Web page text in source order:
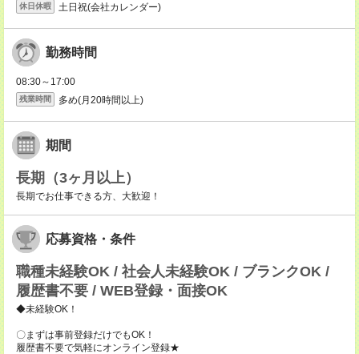
休日休暇 土日祝(会社カレンダー)
勤務時間
08:30～17:00
残業時間 多め(月20時間以上)
期間
長期（3ヶ月以上）
長期でお仕事できる方、大歓迎！
応募資格・条件
職種未経験OK / 社会人未経験OK / ブランクOK /
履歴書不要 / WEB登録・面接OK
◆未経験OK！
〇まずは事前登録だけでもOK！
履歴書不要で気軽にオンライン登録★